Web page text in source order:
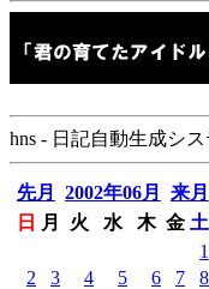
hns - 日記自動生成シス
先月 2002年06月
来月
日
月 火 水 木 金 土
1
2
3 4 5 6 7
8